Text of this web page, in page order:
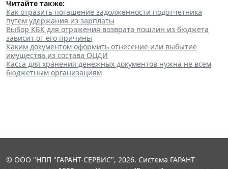
Читайте также:
Как отразить погашение задолженности подотчетника
путем удержания из зарплаты
Выбор КБК для отражения возврата пошлин из бюджета
зависит от его причины
Каким документом оформить отнесение или выбытие
имущества из состава ОЦДИ
Касса для хранения денежных документов нужна не всем
бюджетным организациям
© ООО "НПП "ГАРАНТ-СЕРВИС", 2026. Система ГАРАНТ